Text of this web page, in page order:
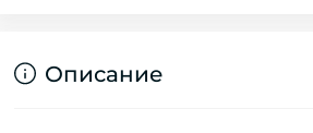
Описание